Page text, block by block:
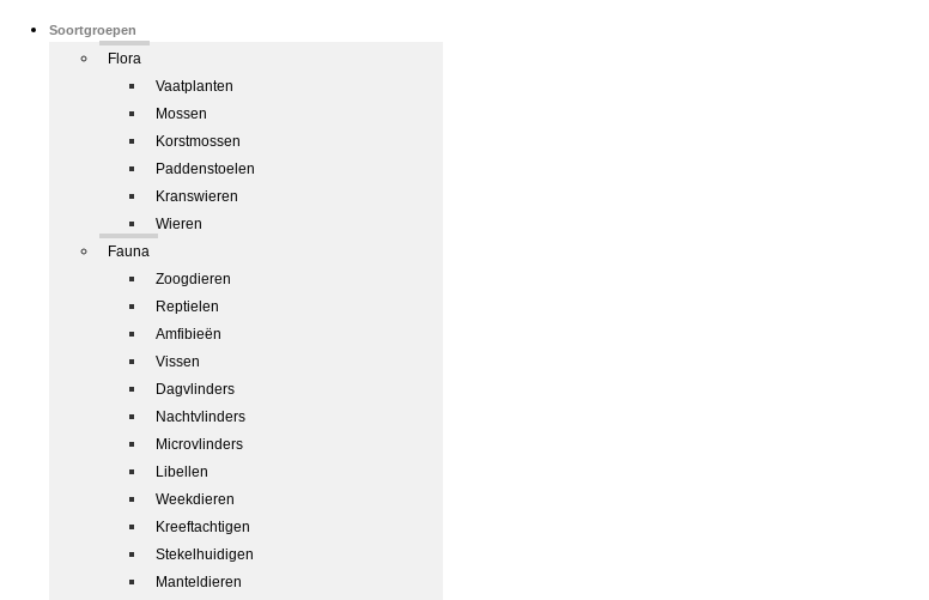
Soortgroepen
Flora
Vaatplanten
Mossen
Korstmossen
Paddenstoelen
Kranswieren
Wieren
Fauna
Zoogdieren
Reptielen
Amfibieën
Vissen
Dagvlinders
Nachtvlinders
Microvlinders
Libellen
Weekdieren
Kreeftachtigen
Stekelhuidigen
Manteldieren